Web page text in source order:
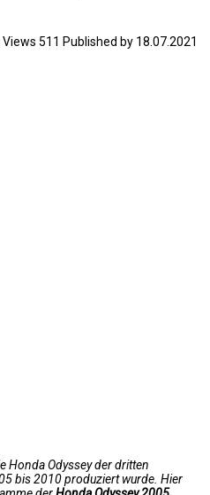
Views 511 Published by 18.07.2021
Honda Odyssey der dritten
bis 2010 produziert wurde. Hier